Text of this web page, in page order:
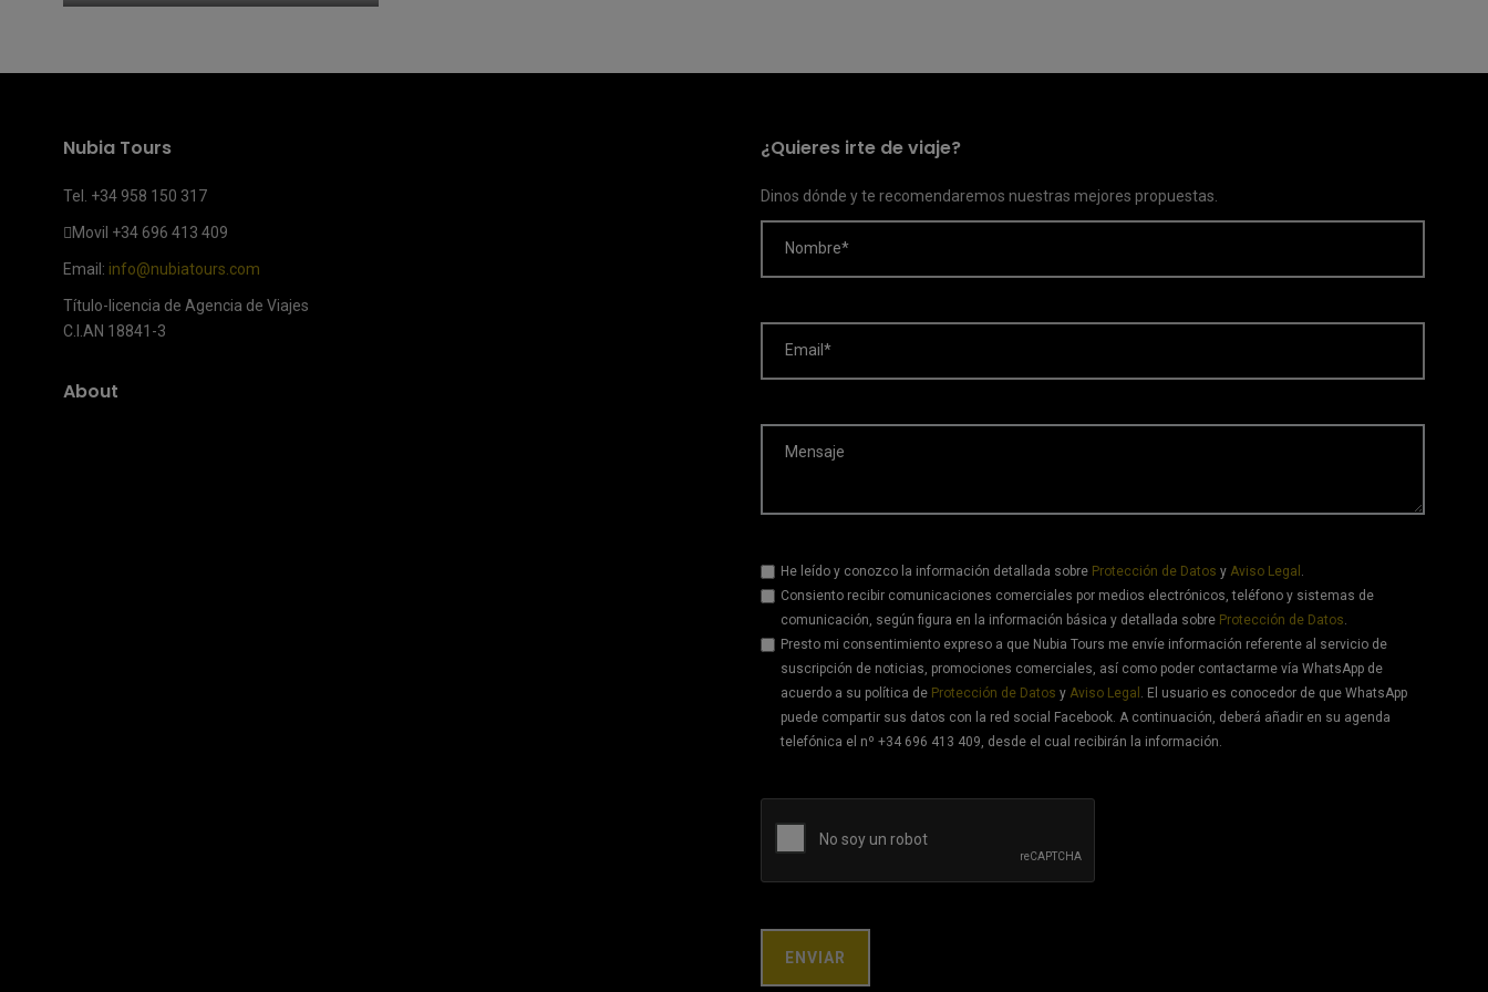
Nubia Tours
Tel. +34 958 150 317
Movil +34 696 413 409
Email: info@nubiatours.com
Título-licencia de Agencia de Viajes
C.I.AN 18841-3
About
¿Quieres irte de viaje?
Dinos dónde y te recomendaremos nuestras mejores propuestas.
Nombre*
Email*
Mensaje
He leído y conozco la información detallada sobre Protección de Datos y Aviso Legal .
Consiento recibir comunicaciones comerciales por medios electrónicos, teléfono y sistemas de
comunicación, según figura en la información básica y detallada sobre Protección de Datos.
Presto mi consentimiento expreso a que Nubia Tours me envíe información referente al servicio de
suscripción de noticias, promociones comerciales, así como poder contactarme vía WhatsApp de
acuerdo a su política de Protección de Datos y Aviso Legal . El usuario es conocedor de que WhatsApp
puede compartir sus datos con la red social Facebook. A continuación, deberá añadir en su agenda
telefónica el nº +34 696 413 409, desde el cual recibirán la información.